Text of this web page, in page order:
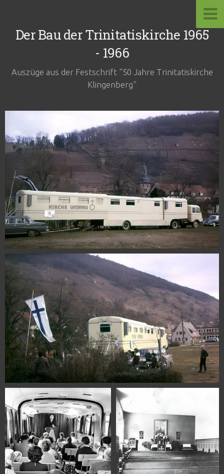
Der Bau der Trinitatiskirche 1965
- 1966
Auszüge aus der Festschrift "50 Jahre Trinitatiskirche
Klingenberg"